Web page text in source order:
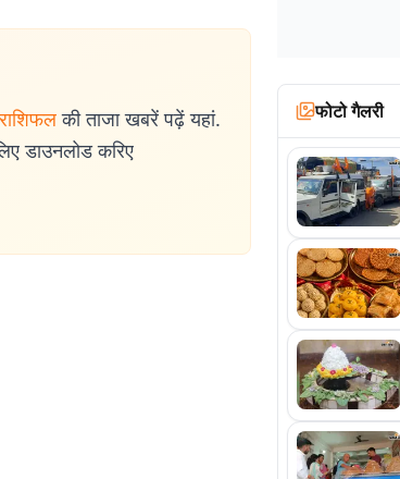
राशिफल की ताजा खबरें पढ़ें यहां.
डाउनलोड करिए
फोटो गैलरी